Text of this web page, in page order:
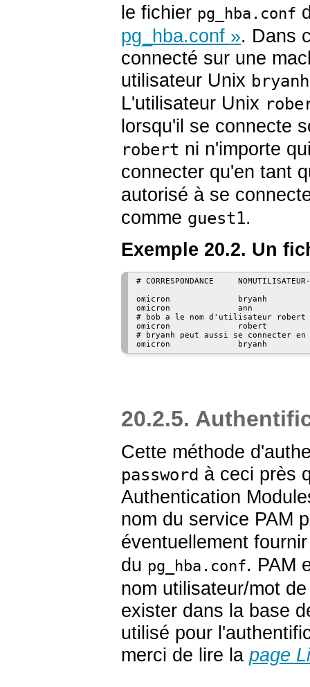
le fichier pg_hba.conf
pg_hba.conf ». Dans
connecté sur une
utilisateur Unix bryanh
L'utilisateur Unix
lorsqu'il se connecte
robert ni n'importe
connecter qu'en tant
autorisé à se
comme guest1.
Exemple 20.2. Un
# CORRESPONDANCE
omicron              bryanh
omicron              ann
# bob a le nom d'utilisateur robert
omicron              robert
# bryanh peut aussi se connecter
20.2.5.
Cette méthode
password à ceci près
Authentication
nom du service PAM
éventuellement
du pg_hba.conf. PAM
nom utilisateur/mot
exister dans la base
utilisé pour
merci de lire la page